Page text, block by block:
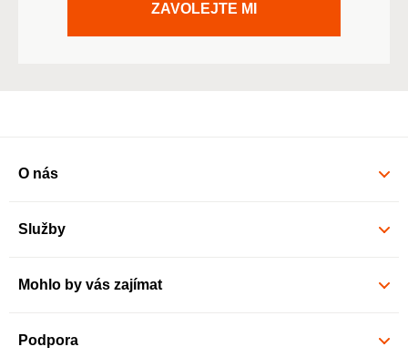
ZAVOLEJTE MI
O nás
Služby
Mohlo by vás zajímat
Podpora